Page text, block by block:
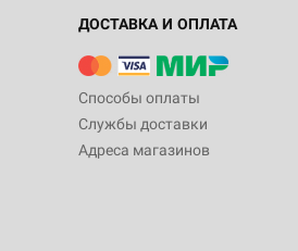
ДОСТАВКА И ОПЛАТА
Способы оплаты
Службы доставки
Адреса магазинов